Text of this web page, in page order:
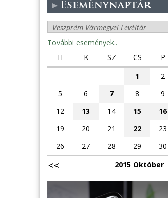
Eseménynaptár
További események..
H
K SZ CS P
1
2
5
6 7 8 9
12
13 14 15 16
19
20 21 22 23
26
27 28 29 30
2015 Október